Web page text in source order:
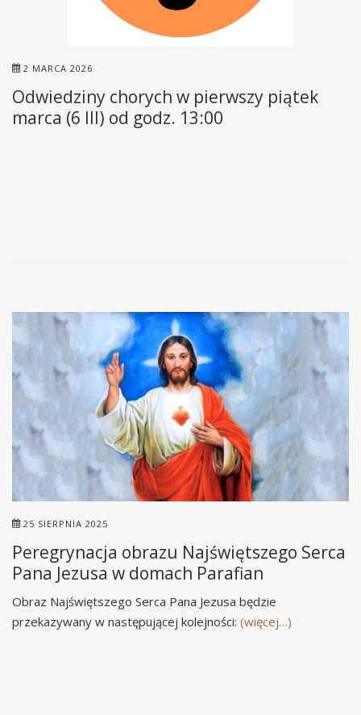
2 MARCA 2026
Odwiedziny chorych w pierwszy piątek
marca (6 III) od godz. 13:00
25 SIERPNIA 2025
Peregrynacja obrazu Najświętszego Serca
Pana Jezusa w domach Parafian
Obraz Najświętszego Serca Pana Jezusa będzie
przekazywany w następującej kolejności: (więcej…)